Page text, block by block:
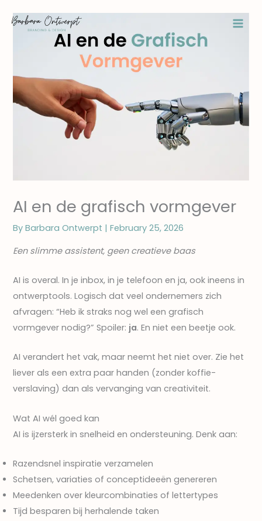
AI en de grafisch vormgever
ByBarbara Ontwerpt |February 25, 2026
Een slimme assistent, geen creatieve baas
AI is overal. In je inbox, in je telefoon en ja, ook ineens in
ontwerptools. Logisch dat veel ondernemers zich
afvragen: “Heb ik straks nog wel een grafisch
vormgever nodig?” Spoiler: ja. En niet een beetje ook.
AI verandert het vak, maar neemt het niet over. Zie het
liever als een extra paar handen (zonder koffie­
verslaving) dan als vervanging van creativiteit.
Wat AI wél goed kan
AI is ijzersterk in snelheid en ondersteuning. Denk aan:
Razendsnel inspiratie verzamelen
Schetsen, variaties of conceptideeën genereren
Meedenken over kleurcombinaties of lettertypes
Tijd besparen bij herhalende taken